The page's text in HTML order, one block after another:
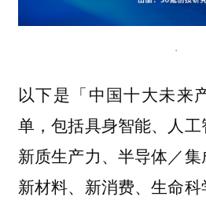
.
以下是 「中国十大未来
单，包括具身智能、人工
新质生产力、半导体／集
新材料、新消费、生命